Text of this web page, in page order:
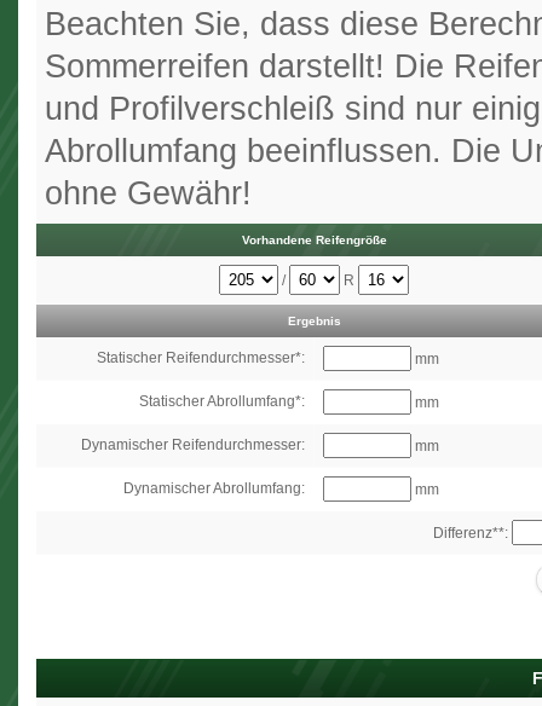
Beachten Sie, dass diese
Sommerreifen darstellt! Die
und Profilverschleiß sind nur
Abrollumfang beeinflussen. Die
ohne Gewähr!
Vorhandene Reifengröße
/ R
Ergebnis
Statischer Reifendurchmesser*: mm
Statischer Abrollumfang*: mm
Dynamischer Reifendurchmesser: mm
Dynamischer Abrollumfang: mm
Differenz**: